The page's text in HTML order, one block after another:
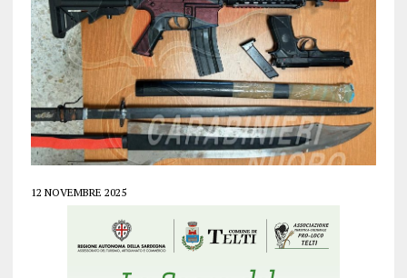
12 NOVEMBRE 2025